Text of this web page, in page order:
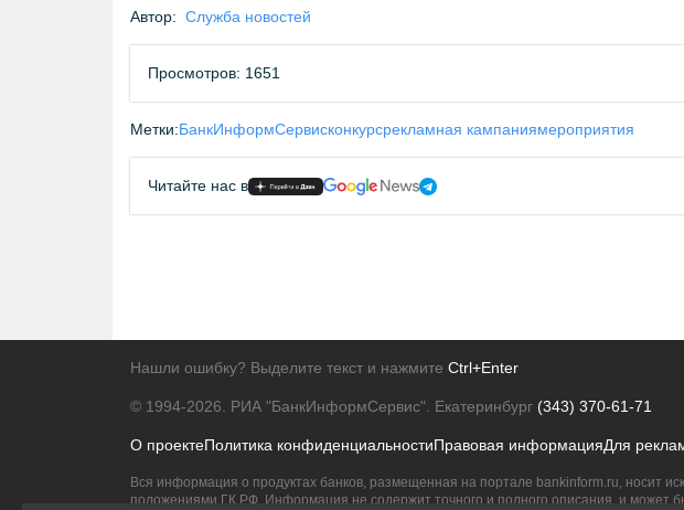
Автор: Служба новостей
Просмотров: 1651
Метки:БанкИнформСервисконкурсрекламная кампаниямероприятия
Читайте нас в
Нашли ошибку? Выделите текст и нажмите Ctrl+Enter
© 1994-2026. РИА "БанкИнформСервис". Екатеринбург (343) 370-61-71
О проектеПолитика конфиденциальностиПравовая информацияДля
Вся информация о продуктах банков, размещенная на портале bankinform.ru, носит
положениями ГК РФ. Информация не содержит точного и полного описания, и может